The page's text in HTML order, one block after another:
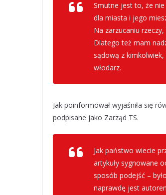
Smutne jest to, że
dla miasta i jego
Na zarzucaniu
Dlatego też mam
sądową z
włodarz.
Jak poinformował wyjaśniła się
podpisane jako Zarząd TS.
Jak państwo wiecie
artykuły sygnowane
sposób podejść –
naprawdę jest